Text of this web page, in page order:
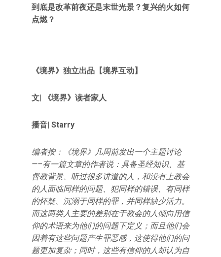
到底是改革前夜还是末世光景？复兴的火如何
点燃？
《境界》独立出品【境界互动】
文| 《境界》读者家人
播音| Starry
编者按：《境界》几周前发出一个主题讨论
—–有一篇文章的作者说：具备圣经知识、基
督教背景、听过很多讲道的人，和没有上教会
的人面临同样的问题、犯同样的错误、有同样
的怀疑、沉溺于同样的罪，并同样缺少活力。
而这两类人主要的差别在于教会的人倾向用信
仰的术语来为他们的问题下定义；而且他们会
因着有这些问题产生罪恶感，这使得他们的问
题更加复杂；同时，这些有信仰的人却认为自